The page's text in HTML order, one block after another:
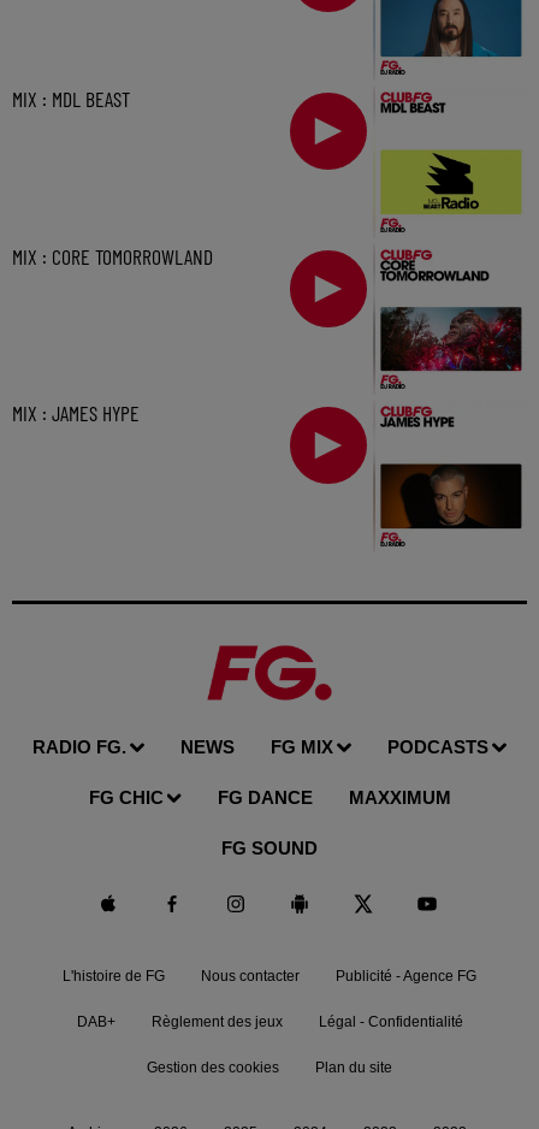
MIX : MDL BEAST
MIX : CORE TOMORROWLAND
MIX : JAMES HYPE
RADIO FG. NEWS FG MIX PODCASTS
FG CHIC FG DANCE MAXXIMUM
FG SOUND
L'histoire de FG Nous contacter Publicité - Agence FG
DAB+ Règlement des jeux Légal - Confidentialité
Gestion des cookies Plan du site